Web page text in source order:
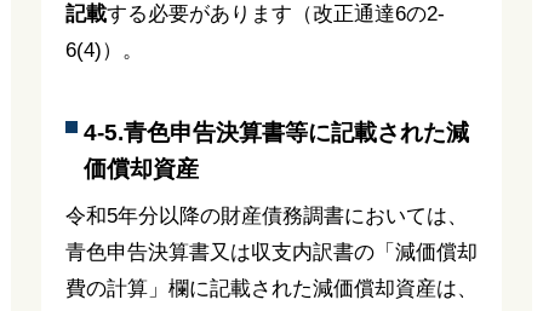
記載する必要があります（改正通達6の2-
6(4)）。
4-5.青色申告決算書等に記載された減
価償却資産
令和5年分以降の財産債務調書においては、
青色申告決算書又は収支内訳書の「減価償却
費の計算」欄に記載された減価償却資産は、